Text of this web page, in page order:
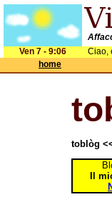
Ven 7 - 9:06
Ciao,
home
toblòg
Il